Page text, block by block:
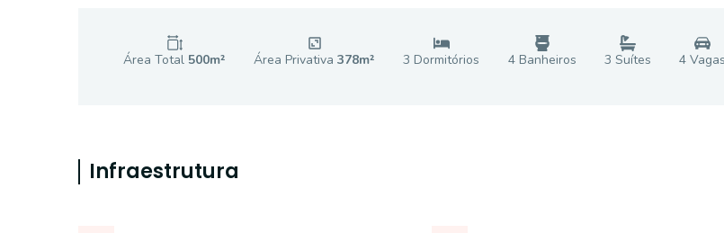
Área Total 500m² Área Privativa378m² 3 Dormitórios 4Banheiros 3 Suítes 4Vagas
Infraestrutura